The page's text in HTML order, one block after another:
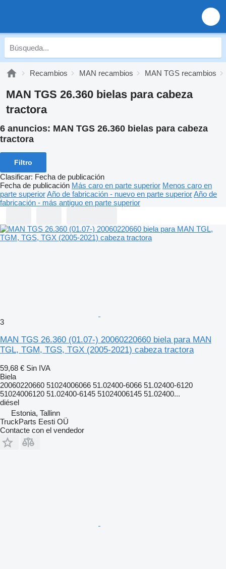
Recambios MAN recambios MAN TGS recambios
MAN TGS 26.360 bielas para cabeza
tractora
6 anuncios: MAN TGS 26.360 bielas para cabeza
tractora
Filtro
Clasificar: Fecha de publicación
Fecha de publicación Más caro en parte superior Menos caro en
parte superiorAño de fabricación - nuevo en parte superiorAño de
fabricación - más antiguo en parte superior
3
MAN TGS 26.360 (01.07-) 20060220660 biela para MAN
TGL, TGM, TGS, TGX (2005-2021) cabeza tractora
59,68 € Sin IVA
Biela
20060220660 51024006066 51.02400-6066 51.02400-6120
51024006120 51.02400-6145 51024006145 51.02400...
diésel
Estonia, Tallinn
TruckParts Eesti OÜ
Contacte con el vendedor